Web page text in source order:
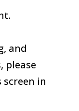
and
please
in